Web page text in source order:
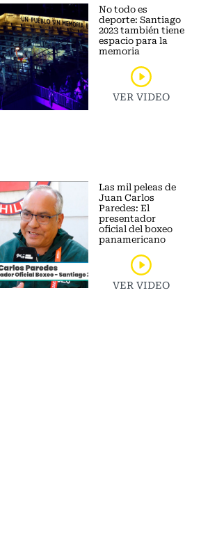
No todo es
deporte: Santiago
2023 también tiene
espacio para la
memoria
VER VIDEO
Las mil peleas de
Juan Carlos
Paredes: El
presentador
oficial del boxeo
panamericano
VER VIDEO